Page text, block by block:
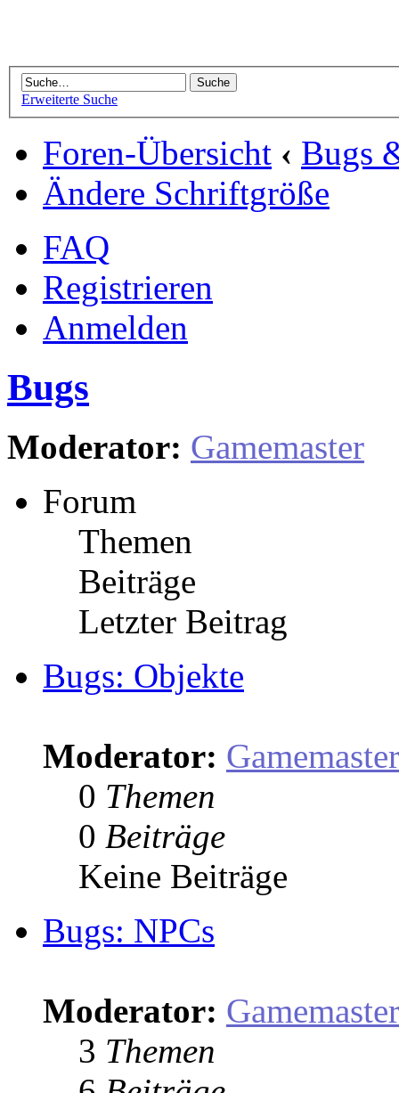
Erweiterte Suche
Foren-Übersicht ‹ Bugs
Ändere Schriftgröße
FAQ
Registrieren
Anmelden
Bugs
Moderator: Gamemaster
Forum
Themen
Beiträge
Letzter Beitrag
Bugs: Objekte
Moderator: Gamemaster
0 Themen
0 Beiträge
Keine Beiträge
Bugs: NPCs
Moderator: Gamemaster
3 Themen